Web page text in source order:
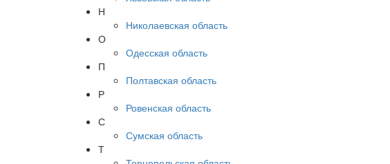
Н
Николаевская область
О
Одесская область
П
Полтавская область
Р
Ровенская область
С
Сумская область
Т